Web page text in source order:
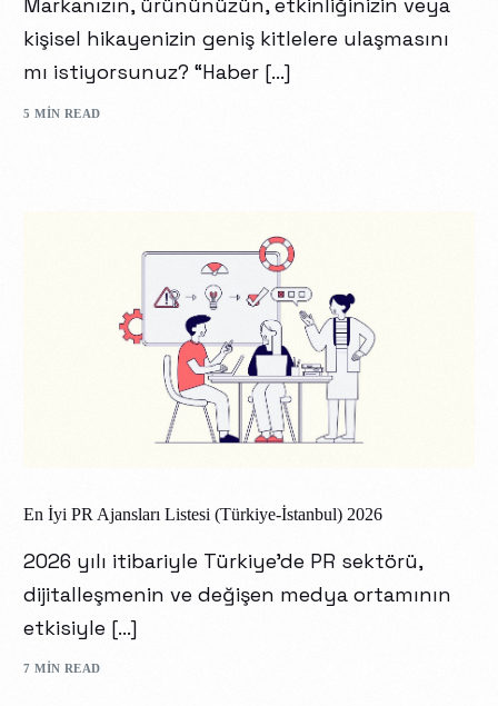
kişisel hikayenizin geniş kitlelere ulaşmasını
mı istiyorsunuz? “Haber […]
5 MIN READ
En İyi PR Ajansları Listesi (Türkiye-İstanbul) 2026
2026 yılı itibariyle Türkiye’de PR sektörü,
dijitalleşmenin ve değişen medya ortamının
etkisiyle […]
7 MIN READ